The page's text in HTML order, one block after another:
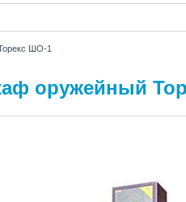
ШО-1
оружейный